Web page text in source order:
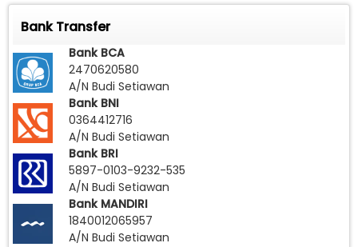
Bank Transfer
Bank BCA
2470620580
A/N Budi Setiawan
Bank BNI
0364412716
A/N Budi Setiawan
Bank BRI
5897-0103-9232-535
A/N Budi Setiawan
Bank MANDIRI
1840012065957
A/N Budi Setiawan